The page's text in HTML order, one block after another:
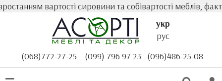
вартості сировини та собівартості меблів,
укр
рус
(068)772-27-25
(099) 796 97 23 (096)486-25-08